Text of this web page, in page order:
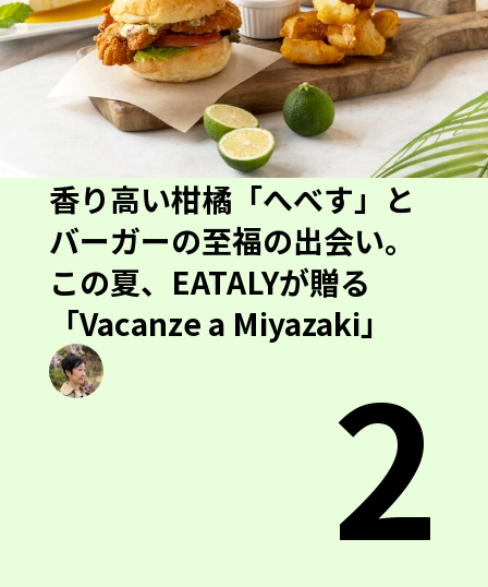
香り高い柑橘「へべす」と
バーガーの至福の出会い。
この夏、EATALYが贈る
「Vacanze a Miyazaki」
2